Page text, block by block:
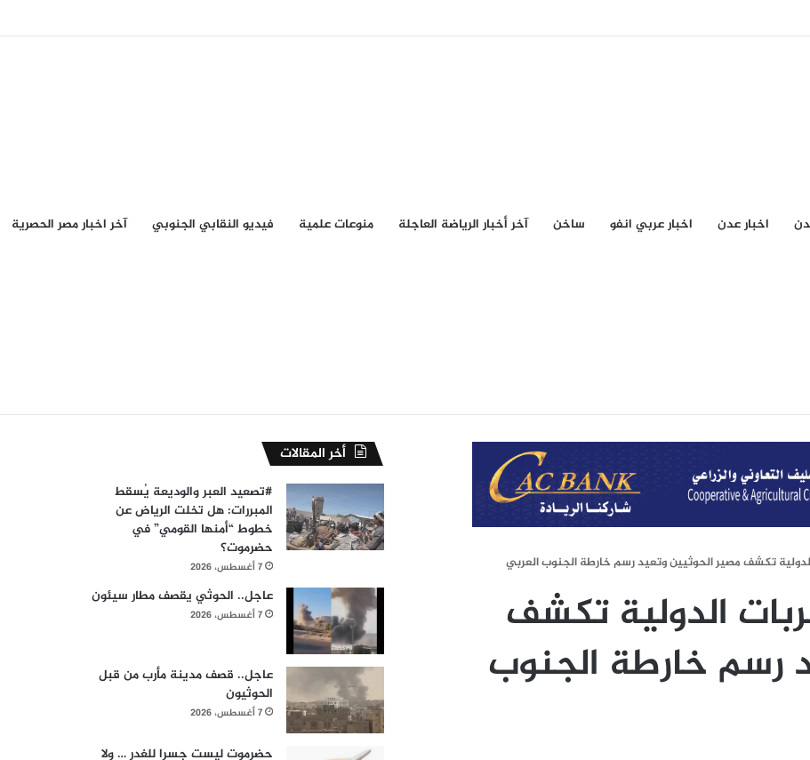
اخبار عدن اخبار عربي انفو ساخن آخر أخبار الرياضة العاجلة منوعات علمية فيديو النقابي الجنوبي آخر اخبار مصر الحصرية
تكشف مصير الحوثيين وتعيد رسم خارطة الجنوب العربي
الدولية تكشف
رسم خارطة الجنوب
أخر المقالات
#​تصعيد العبر والوديعة يُسقط
المبررات: هل تخلت الرياض عن
خطوط “أمنها القومي” في
حضرموت؟
7 أغسطس، 2026
عاجل.. الحوثي يقصف مطار سيئون
7 أغسطس، 2026
عاجل.. قصف مدينة مأرب من قبل
الحوثيون
7 أغسطس، 2026
حضرموت ليست جسرا للغدر … ولا